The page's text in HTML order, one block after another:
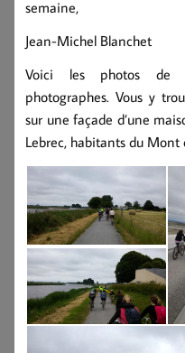
semaine,
Jean-Michel Blanchet
Voici les photos de
photographes. Vous y
sur une façade d’une
Lebrec, habitants du Mont